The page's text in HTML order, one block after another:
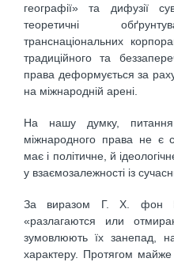
географії» та дифузії
теоретичні
транснаціональних
традиційного та
права деформується за
на міжнародній арені.
На нашу думку, питання
міжнародного права не є
має і політичне, й
у взаємозалежності із
За виразом Г. Х. фон
«разлагаются или
зумовлюють їх занепад,
характеру. Протягом майже